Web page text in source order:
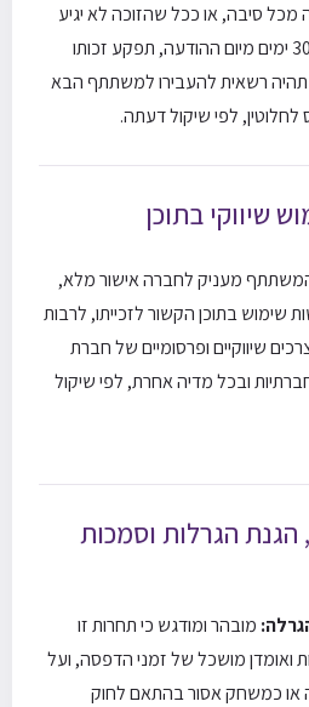
מכל סיבה, או ככל שהזוכה לא יגיע
לאסוף את הפרס בתוך 30 ימים מיום ההודעה, תפקע זכותו
רשאית להעבירו למשתתף הבא
לפי שיקול דעתה.
שיווקי בתוכן
מעניק לחברה אישור מלא,
שימוש בתוכן הקשור לזכייתו, לרבות
שיווקיים ופרסומיים של חברת
ובכל מדיה אחרת, לפי שיקול
הגרלות וסמכות
מובהר ומודגש כי תחרות זו
ואומדן מושכל של זמני הדפסה, ועל
או כמשחק אסור בהתאם לחוק